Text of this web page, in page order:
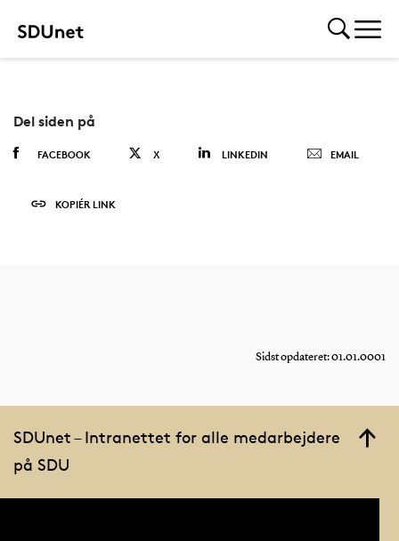
Del siden på
FACEBOOK X LINKEDIN EMAIL
KOPIÉR LINK
Sidst opdateret: 01.01.0001
SDUnet – Intranettet for alle medarbejdere
på SDU